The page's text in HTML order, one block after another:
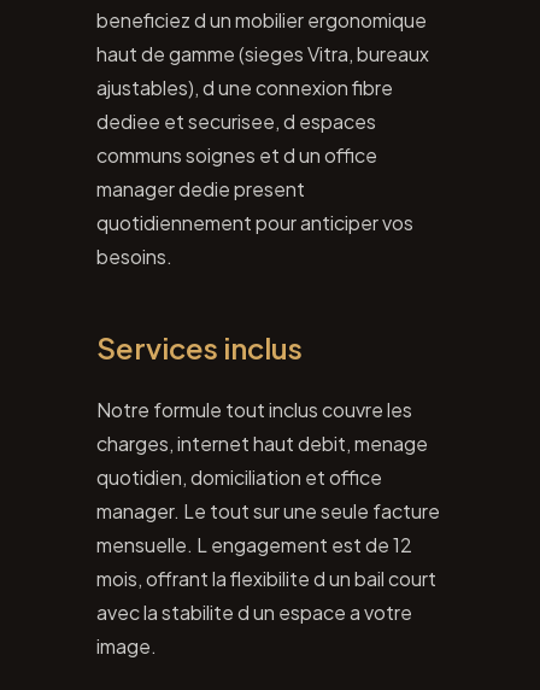
beneficiez d un mobilier ergonomique
haut de gamme (sieges Vitra, bureaux
ajustables), d une connexion fibre
dediee et securisee, d espaces
communs soignes et d un office
manager dedie present
quotidiennement pour anticiper vos
besoins.
Services inclus
Notre formule tout inclus couvre les
charges, internet haut debit, menage
quotidien, domiciliation et office
manager. Le tout sur une seule facture
mensuelle. L engagement est de 12
mois, offrant la flexibilite d un bail court
avec la stabilite d un espace a votre
image.